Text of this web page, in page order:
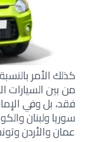
من بين السيارات
فقد، بل وفي
سوريا ولبنان
عمان والأردن